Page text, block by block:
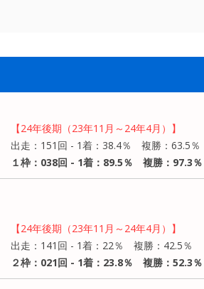
【24年後期（23年11月～24年4月）】
出走：151回 - 1着：38.4％ 複勝：63.5％
１枠：038回 - 1着：89.5％ 複勝：97.3％
【24年後期（23年11月～24年4月）】
出走：141回 - 1着：22％ 複勝：42.5％
２枠：021回 - 1着：23.8％ 複勝：52.3％